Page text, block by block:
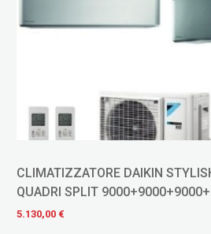
CLIMATIZZATORE DAIKIN
QUADRI SPLIT
5.130,00 €